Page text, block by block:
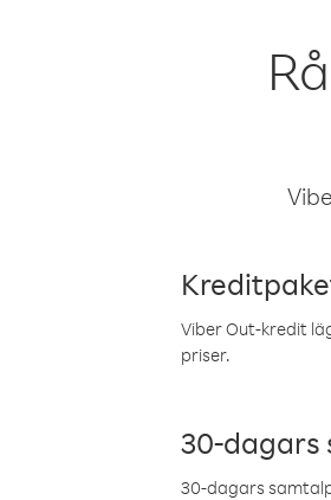
Viber Out-kredit
priser.
30-dagars
30-dagars